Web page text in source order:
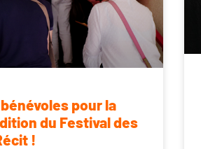
pour la
du Festival des
!